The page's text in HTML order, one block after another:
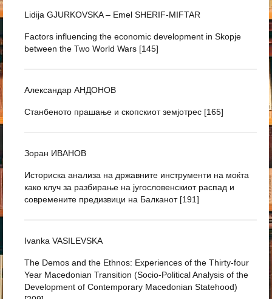
Lidija GJURKOVSKA – Emel SHERIF-MIFTAR
Factors influencing the economic development in Skopje
between the Two World Wars [145]
Александар АНДОНОВ
Станбеното прашање и скопскиот земјотрес [165]
Зоран ИВАНОВ
Историска анализа на државните инструменти на моќта
како клуч за разбирање на југословенскиот распад и
современите предизвици на Балканот [191]
Ivanka VASILEVSKA
The Demos and the Ethnos: Experiences of the Thirty-four
Year Macedonian Transition (Socio-Political Analysis of the
Development of Contemporary Macedonian Statehood)